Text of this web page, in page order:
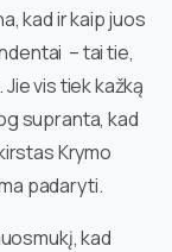
kad ir kaip juos
– tai tie,
vis tiek kažką
supranta, kad
Krymo
padaryti.
kad